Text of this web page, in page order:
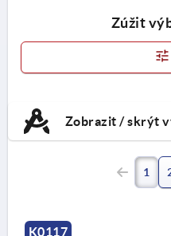
Zúžit
Zobrazit / skrýt
1
K0117